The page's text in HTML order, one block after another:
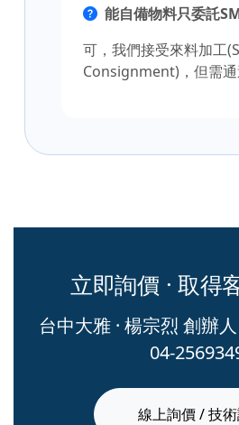
能自備物料只委託
可，我們接受來料加工
Consignment)，但需通
立即詢價 · 取得
台中大雅 · 楊宗烈 創辦
04-
線上詢價 / 技